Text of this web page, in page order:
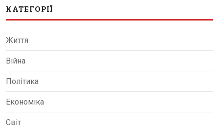
КАТЕГОРІЇ
Життя
Війна
Політика
Економіка
Світ